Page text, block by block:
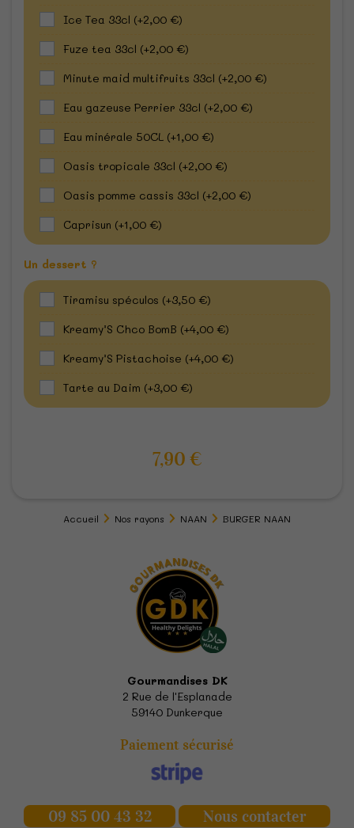
Ice Tea 33cl (+2,00 €)
Fuze tea 33cl (+2,00 €)
Minute maid multifruits 33cl (+2,00 €)
Eau gazeuse Perrier 33cl (+2,00 €)
Eau minérale 50CL (+1,00 €)
Oasis tropicale 33cl (+2,00 €)
Oasis pomme cassis 33cl (+2,00 €)
Caprisun (+1,00 €)
Un dessert ?
Tiramisu spéculos (+3,50 €)
Kreamy’S Chco BomB (+4,00 €)
Kreamy’S Pistachoise (+4,00 €)
Tarte au Daim (+3,00 €)
7,90 €
Accueil Nos rayons NAAN BURGER NAAN
Gourmandises DK
2 Rue de l'Esplanade
59140 Dunkerque
Paiement sécurisé
09 85 00 43 32 Nous contacter